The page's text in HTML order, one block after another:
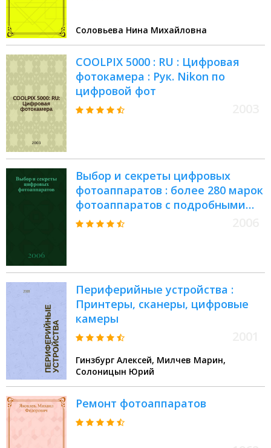
профессионального образования
Соловьева Нина Михайловна
COOLPIX 5000 : RU : Цифровая
фотокамера : Рук. Nikon по
цифровой фот
Выбор и секреты цифровых
фотоаппаратов : более 280 марок
фотоаппаратов с подробными
характеристиками. Особенности
фотографиями. Статьи по теории
фотографии. 10 уроков по
фотоискусству. Расширенный
поиск устройств, аксессуаров по
заданным параметрам
Периферийные устройства :
Принтеры, сканеры, цифровые
камеры
Гинзбург Алексей, Милчев Марин,
Солоницын Юрий
Ремонт фотоаппаратов